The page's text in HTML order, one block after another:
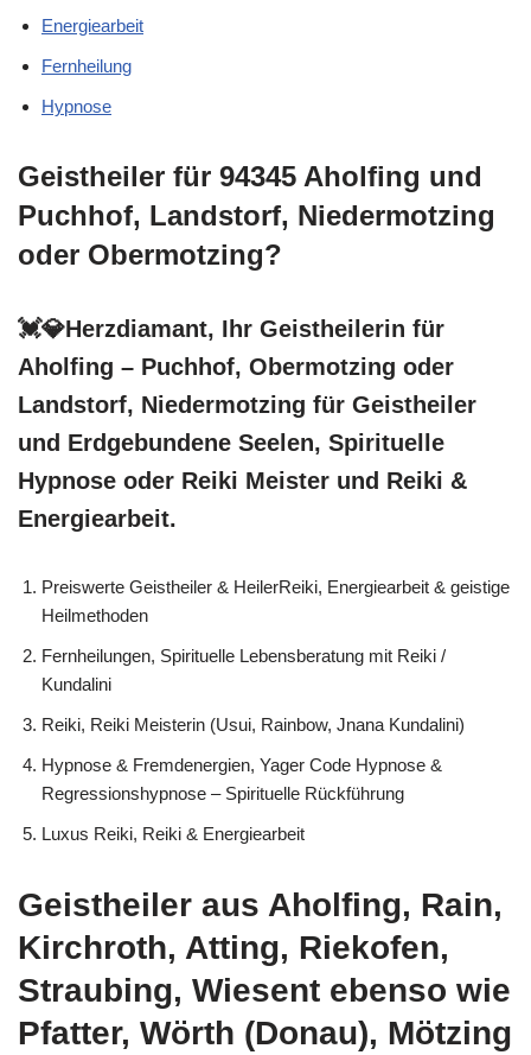
Energiearbeit
Fernheilung
Hypnose
Geistheiler für 94345 Aholfing und
Puchhof, Landstorf, Niedermotzing
oder Obermotzing?
💓️💎Herzdiamant, Ihr Geistheilerin für
Aholfing – Puchhof, Obermotzing oder
Landstorf, Niedermotzing für Geistheiler
und Erdgebundene Seelen, Spirituelle
Hypnose oder Reiki Meister und Reiki &
Energiearbeit.
Preiswerte Geistheiler & HeilerReiki, Energiearbeit & geistige
Heilmethoden
Fernheilungen, Spirituelle Lebensberatung mit Reiki /
Kundalini
Reiki, Reiki Meisterin (Usui, Rainbow, Jnana Kundalini)
Hypnose & Fremdenergien, Yager Code Hypnose &
Regressionshypnose – Spirituelle Rückführung
Luxus Reiki, Reiki & Energiearbeit
Geistheiler aus Aholfing, Rain,
Kirchroth, Atting, Riekofen,
Straubing, Wiesent ebenso wie
Pfatter, Wörth (Donau), Mötzing